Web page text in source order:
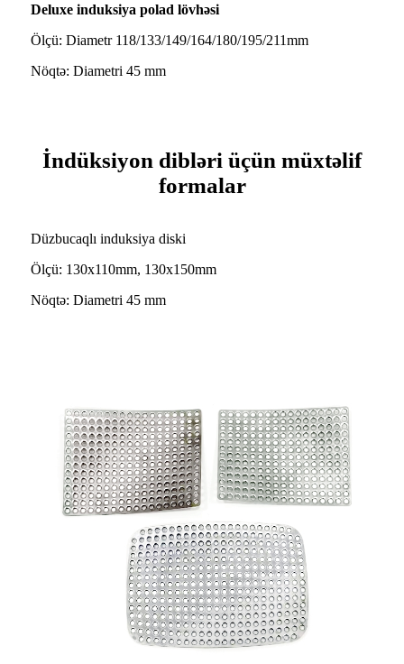
Deluxe induksiya polad lövhəsi
Ölçü: Diametr 118/133/149/164/180/195/211mm
Nöqtə: Diametri 45 mm
İndüksiyon dibləri üçün müxtəlif
formalar
Düzbucaqlı induksiya diski
Ölçü: 130x110mm, 130x150mm
Nöqtə: Diametri 45 mm